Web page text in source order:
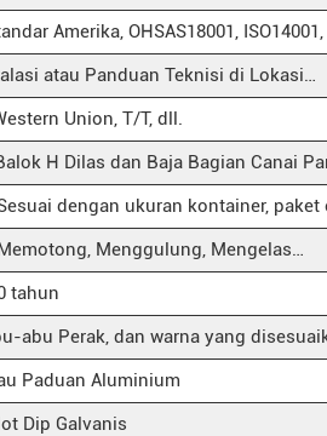
Amerika, OHSAS18001,
atau Panduan Teknisi di Lokasi…
Union, T/T, dll.
H Dilas dan Baja Bagian Canai
dengan ukuran kontainer,
Menggulung, Mengelas…
tahun
abu Perak, dan warna yang
Paduan Aluminium
Dip Galvanis